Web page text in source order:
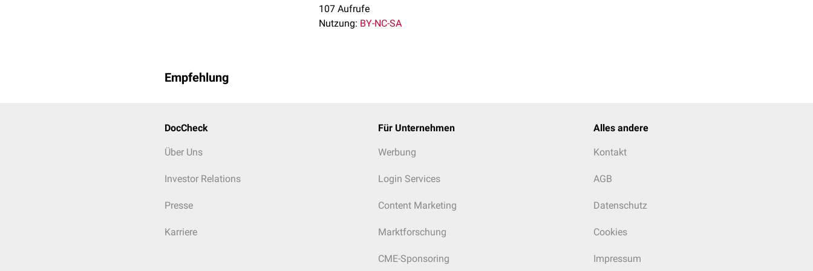
107 Aufrufe
Nutzung: BY-NC-SA
Empfehlung
DocCheck
Über Uns
Investor Relations
Presse
Karriere
Für Unternehmen
Werbung
Login Services
Content Marketing
Marktforschung
CME-Sponsoring
Alles andere
Kontakt
AGB
Datenschutz
Cookies
Impressum